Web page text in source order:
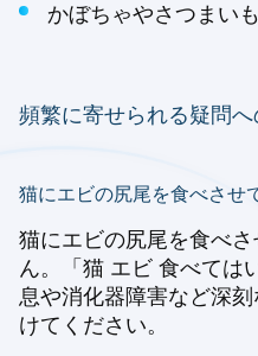
かぼちゃやさつまい
頻繁に寄せられる疑問
猫にエビの尻尾を食べさせ
猫にエビの尻尾を食べ
ん。「猫 エビ 食べては
息や消化器障害など深
けてください。